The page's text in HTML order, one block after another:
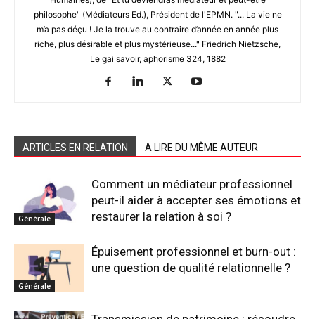
philosophe" (Médiateurs Ed.), Président de l'EPMN. "... La vie ne
m’a pas déçu ! Je la trouve au contraire d’année en année plus
riche, plus désirable et plus mystérieuse..." Friedrich Nietzsche,
Le gai savoir, aphorisme 324, 1882
ARTICLES EN RELATION A LIRE DU MÊME AUTEUR
Générale
Comment un médiateur professionnel
peut-il aider à accepter ses émotions et
restaurer la relation à soi ?
Générale
Épuisement professionnel et burn-out :
une question de qualité relationnelle ?